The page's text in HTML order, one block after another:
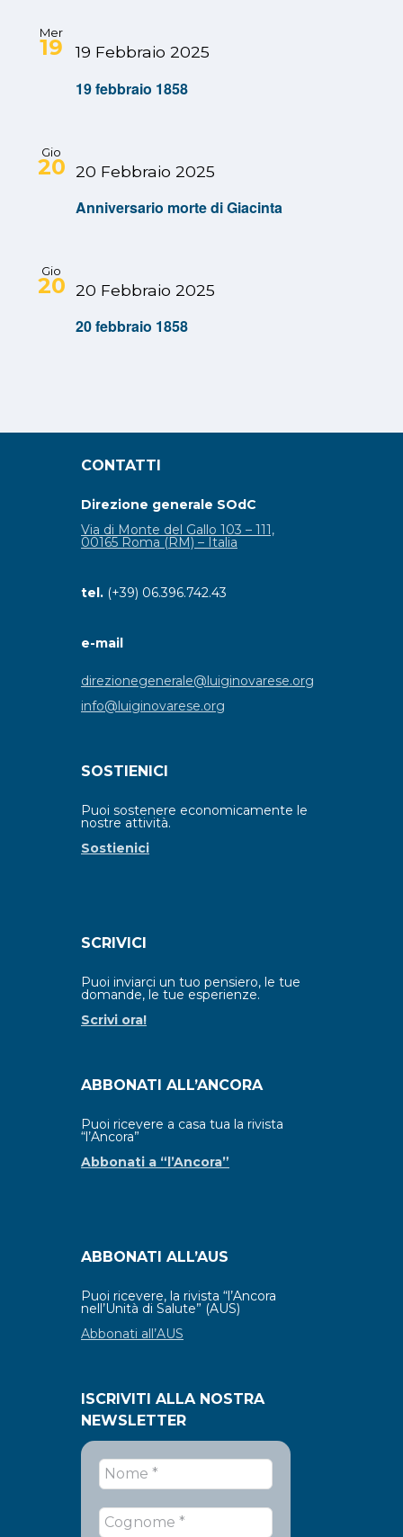
Mer
19
19 febbraio 1858
19 Febbraio 2025
Gio
20
Anniversario morte di Giacinta
20 Febbraio 2025
Gio
20
20 febbraio 1858
20 Febbraio 2025
CONTATTI
Direzione generale SOdC
Via di Monte del Gallo 103 – 111,
00165 Roma (RM) – Italia
tel. (+39) 06.396.742.43
e-mail
direzionegenerale@luiginovarese.org
info@luiginovarese.org
SOSTIENICI
Puoi sostenere economicamente le
nostre attività.
Sostienici
SCRIVICI
Puoi inviarci un tuo pensiero, le tue
domande, le tue esperienze.
Scrivi ora!
ABBONATI ALL’ANCORA
Puoi ricevere a casa tua la rivista
“l’Ancora”
Abbonati a “l’Ancora”
ABBONATI ALL’AUS
Puoi ricevere, la rivista “l’Ancora
nell’Unità di Salute” (AUS)
Abbonati all’AUS
ISCRIVITI ALLA NOSTRA
NEWSLETTER